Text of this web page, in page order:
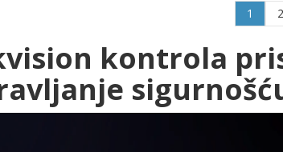
1 2
kontrola